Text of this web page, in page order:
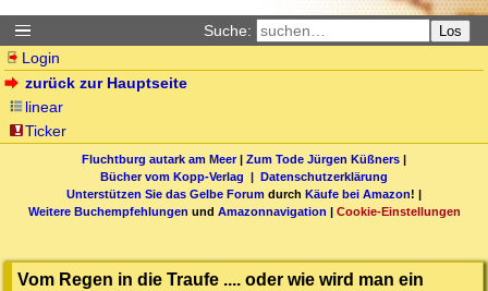
Suche: Los
Login
zurück zur Hauptseite
linear
Ticker
Fluchtburg autark am Meer| Zum Tode Jürgen Küßners |
Bücher vom Kopp-Verlag | Datenschutzerklärung
Unterstützen Sie das Gelbe Forum durch Käufe bei Amazon! |
Weitere Buchempfehlungen und Amazonnavigation | Cookie-Einstellungen
Vom Regen in die Traufe .... oder wie wird man ein